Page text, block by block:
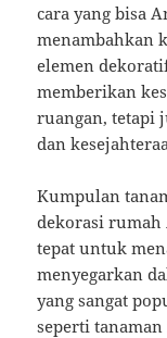
cara yang bisa
menambahkan
elemen
memberikan
ruangan, tetapi
dan
Kumpulan
dekorasi rumah
tepat untuk
menyegarkan
yang sangat
seperti